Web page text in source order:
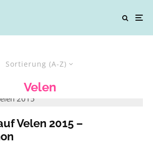
Sortierung (A-Z)
Velen
Velen 2015 –